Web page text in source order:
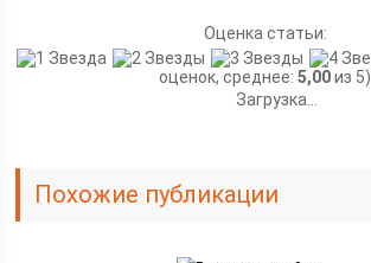
Оценка статьи:
оценок, среднее:5,00из 5)
Загрузка...
Похожие публикации